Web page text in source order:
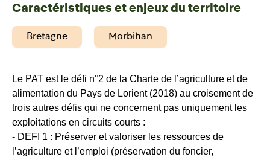
Caractéristiques et enjeux du territoire
Bretagne Morbihan
Le PAT est le défi n°2 de la Charte de l’agriculture et de
alimentation du Pays de Lorient (2018) au croisement de
trois autres défis qui ne concernent pas uniquement les
exploitations en circuits courts :
- DEFI 1 : Préserver et valoriser les ressources de
l’agriculture et l’emploi (préservation du foncier,